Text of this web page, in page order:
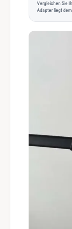
Vergleichen Sie
Adapter liegt